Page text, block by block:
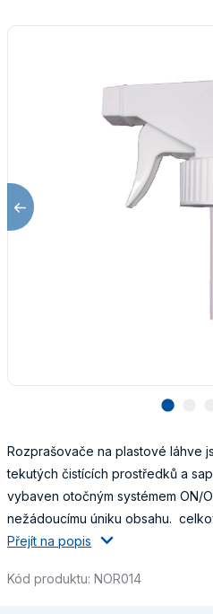
lens
Rozprašovače na plastové láhve
tekutých čistících prostředků a
vybaven otočným systémem ON/
nežádoucímu úniku obsahu.
Přejít na popis
Kód produktu: NOR014